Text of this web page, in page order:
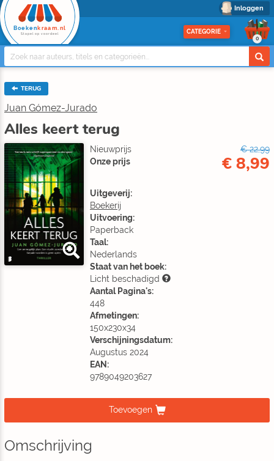
Inloggen
Boeken kraam.nl
Stapel op voordeel CATEGORIE
0
TERUG
Juan Gómez-Jurado
Alles keert terug
Nieuwprijs
€ 22,99
Onze prijs
€ 8,99
Uitgeverij:
Boekerij
Uitvoering:
Paperback
Taal:
Nederlands
Staat van het boek:
Licht beschadigd
Aantal Pagina's:
448
Afmetingen:
150x230x34
Verschijningsdatum:
Augustus 2024
EAN:
9789049203627
Toevoegen
Omschrijving